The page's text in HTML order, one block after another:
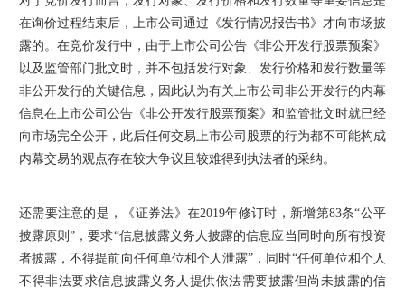
在询价过程结束后，上市公司通过《发行情况报告书》才向市场披
露的。在竞价发行中，由于上市公司公告《非公开发行股票预案》
以及监管部门批文时，并不包括发行对象、发行价格和发行数量等
非公开发行的关键信息，因此认为有关上市公司非公开发行的内幕
信息在上市公司公告《非公开发行股票预案》和监管批文时就已经
向市场完全公开，此后任何交易上市公司股票的行为都不可能构成
内幕交易的观点存在较大争议且较难得到执法者的采纳。
还需要注意的是，《证券法》在2019年修订时，新增第83条“公平
披露原则”，要求“信息披露义务人披露的信息应当同时向所有投资
者披露，不得提前向任何单位和个人泄露”，同时“任何单位和个人
不得非法要求信息披露义务人提供依法需要披露但尚未披露的信